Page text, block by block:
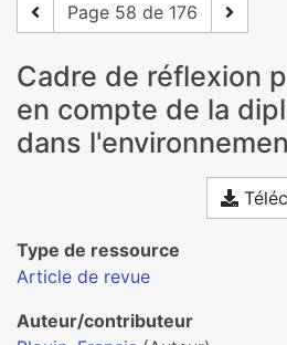
Page 58 de 176
Cadre de réflexion
en compte de la
dans
Type de ressource
Article de revue
Auteur/contributeur